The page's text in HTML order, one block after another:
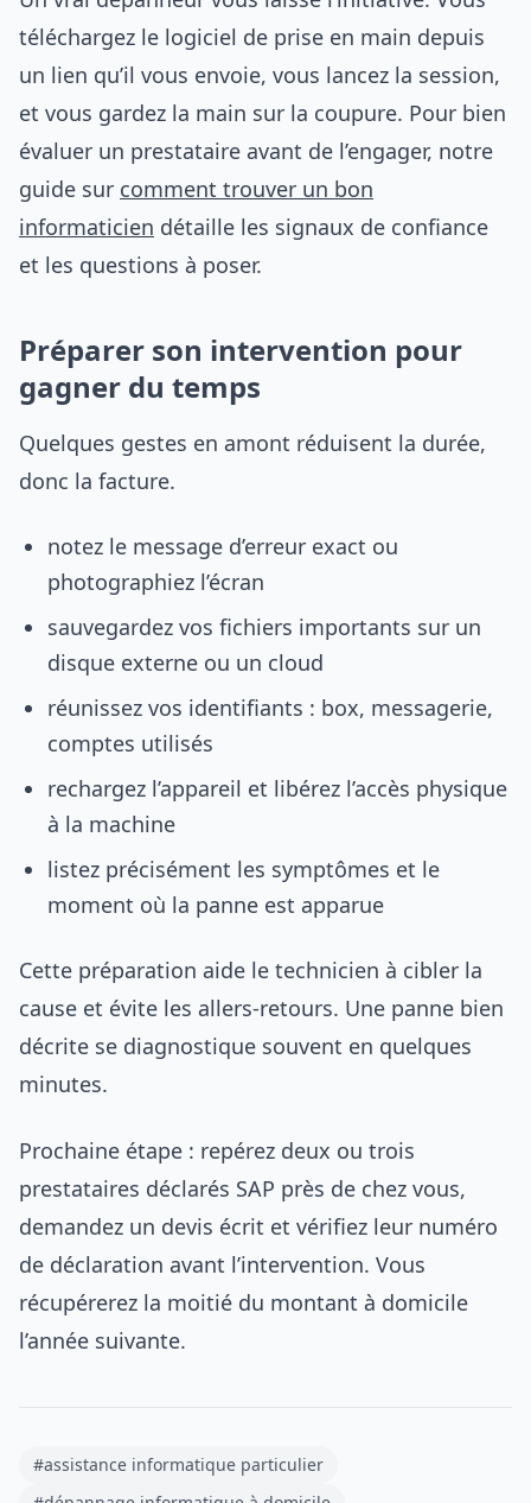
téléchargez le logiciel de prise en main depuis
un lien qu’il vous envoie, vous lancez la session,
et vous gardez la main sur la coupure. Pour bien
évaluer un prestataire avant de l’engager, notre
guide sur comment trouver un bon
informaticien détaille les signaux de confiance
et les questions à poser.
Préparer son intervention pour
gagner du temps
Quelques gestes en amont réduisent la durée,
donc la facture.
notez le message d’erreur exact ou
photographiez l’écran
sauvegardez vos fichiers importants sur un
disque externe ou un cloud
réunissez vos identifiants : box, messagerie,
comptes utilisés
rechargez l’appareil et libérez l’accès physique
à la machine
listez précisément les symptômes et le
moment où la panne est apparue
Cette préparation aide le technicien à cibler la
cause et évite les allers-retours. Une panne bien
décrite se diagnostique souvent en quelques
minutes.
Prochaine étape : repérez deux ou trois
prestataires déclarés SAP près de chez vous,
demandez un devis écrit et vérifiez leur numéro
de déclaration avant l’intervention. Vous
récupérerez la moitié du montant à domicile
l’année suivante.
#assistance informatique particulier